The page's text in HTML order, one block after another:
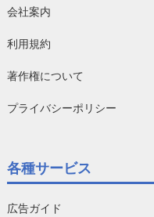
会社案内
利用規約
著作権について
プライバシーポリシー
各種サービス
広告ガイド